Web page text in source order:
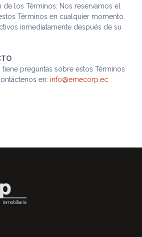
de los Términos: Nos reservamos el
Términos en cualquier momento.
inmediatamente después de su
tiene preguntas sobre estos Términos
en: info@emecorp.ec